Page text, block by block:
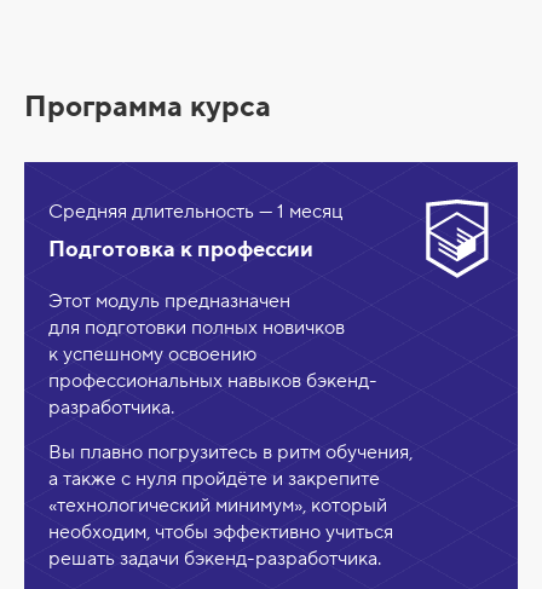
Программа курса
Средняя длительность — 1 месяц
Подготовка к профессии
Этот модуль предназначен
для подготовки полных новичков
к успешному освоению
профессиональных навыков бэкенд-
разработчика.
Вы плавно погрузитесь в ритм обучения,
а также с нуля пройдёте и закрепите
«технологический минимум», который
необходим, чтобы эффективно учиться
решать задачи бэкенд-разработчика.